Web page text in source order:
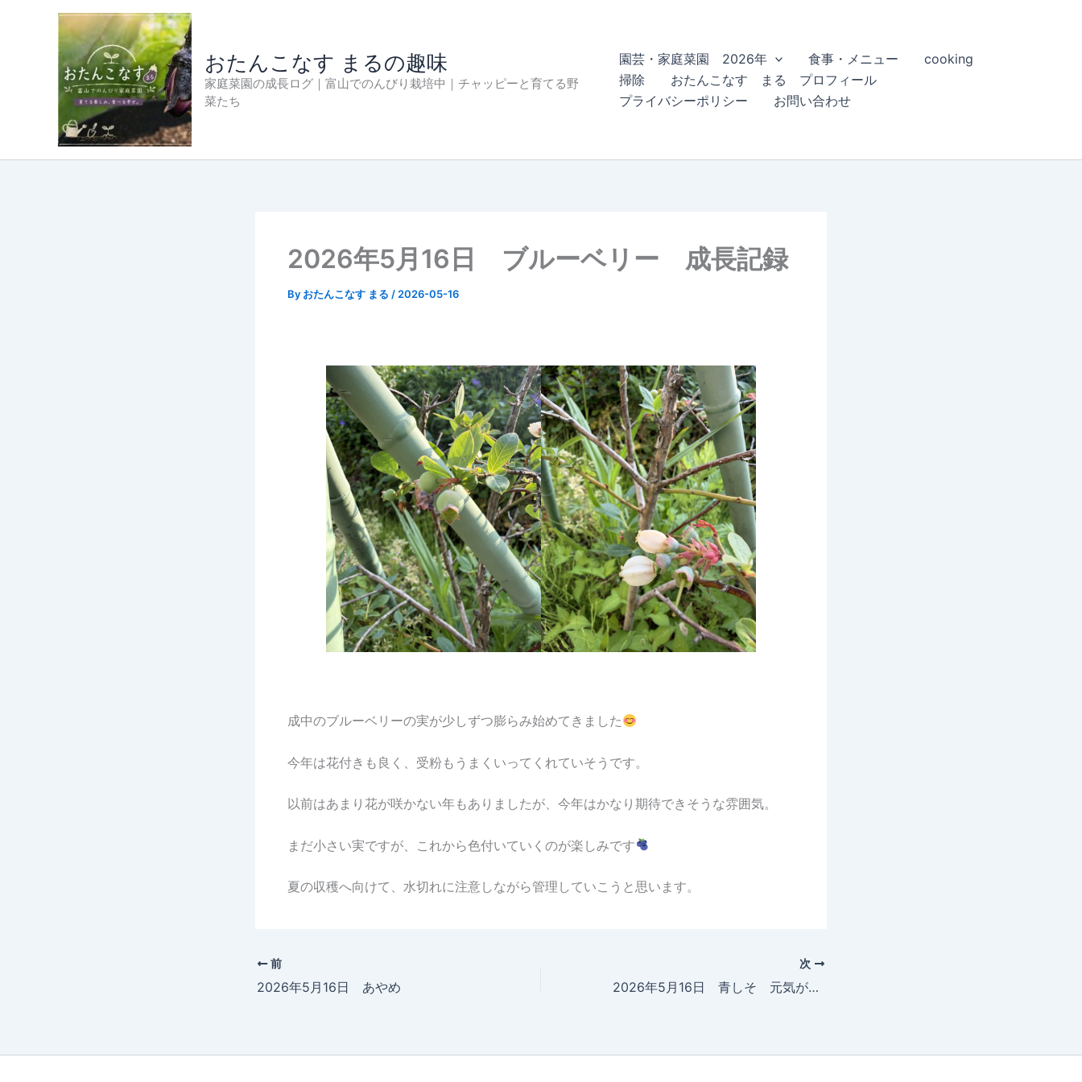
おたんこなす まるの趣味
家庭菜園の成長ログ｜富山でのんびり栽培中｜チャッピーと育てる野
菜たち
園芸・家庭菜園 2026年 食事・メニュー
cooking
掃除
おたんこなす まる プロフィール
プライバシーポリシー
お問い合わせ
2026年5月16日 ブルーベリー 成長記録
By おたんこなす まる / 2026-05-16
成中のブルーベリーの実が少しずつ膨らみ始めてきました
今年は花付きも良く、受粉もうまくいってくれていそうです。
以前はあまり花が咲かない年もありましたが、今年はかなり期待できそうな雰囲気。
まだ小さい実ですが、これから色付いていくのが楽しみです
夏の収穫へ向けて、水切れに注意しながら管理していこうと思います。
前
2026年5月16日 あやめ
次
2026年5月16日 青しそ 元気がない？